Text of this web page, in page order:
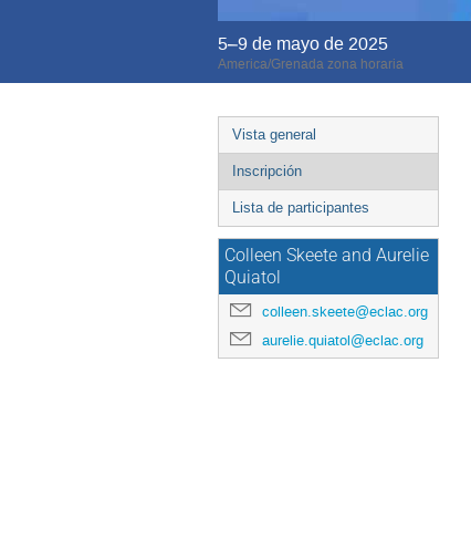
5–9 de mayo de 2025
America/Grenada zona horaria
Event
menu
Vista general
Inscripción
Lista de participantes
Colleen Skeete and Aurelie
Quiatol
colleen.skeete@eclac.org
aurelie.quiatol@eclac.org